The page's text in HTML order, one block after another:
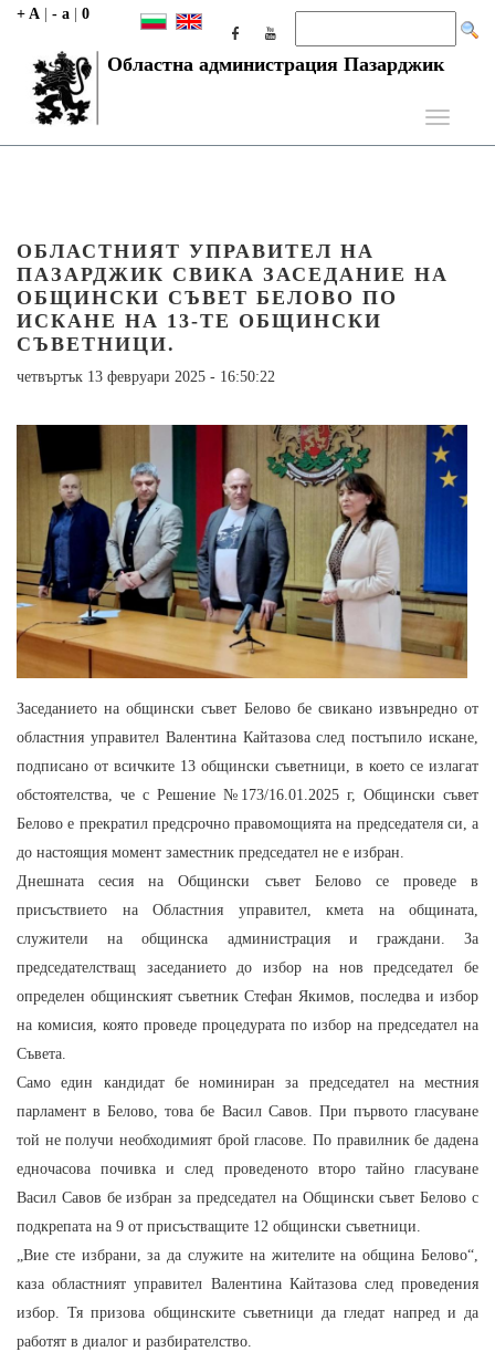
+ A - a 0
Областна администрация Пазарджик
Toggle
ОБЛАСТНИЯТ УПРАВИТЕЛ НА
ПАЗАРДЖИК СВИКА ЗАСЕДАНИЕ НА
ОБЩИНСКИ СЪВЕТ БЕЛОВО ПО
ИСКАНЕ НА 13-ТЕ ОБЩИНСКИ
СЪВЕТНИЦИ.
четвъртък 13 февруари 2025 - 16:50:22
Заседанието на общински съвет Белово бе свикано извънредно от
областния управител Валентина Кайтазова след постъпило искане,
подписано от всичките 13 общински съветници, в което се излагат
обстоятелства, че с Решение №173/16.01.2025 г, Общински съвет
Белово е прекратил предсрочно правомощията на председателя си, а
до настоящия момент заместник председател не е избран.
Днешната сесия на Общински съвет Белово се проведе в
присъствието на Областния управител, кмета на общината,
служители на общинска администрация и граждани. За
председателстващ заседанието до избор на нов председател бе
определен общинският съветник Стефан Якимов, последва и избор
на комисия, която проведе процедурата по избор на председател на
Съвета.
Само един кандидат бе номиниран за председател на местния
парламент в Белово, това бе Васил Савов. При първото гласуване
той не получи необходимият брой гласове. По правилник бе дадена
едночасова почивка и след проведеното второ тайно гласуване
Васил Савов бе избран за председател на Общински съвет Белово с
подкрепата на 9 от присъстващите 12 общински съветници.
„Вие сте избрани, за да служите на жителите на община Белово“,
каза областният управител Валентина Кайтазова след проведения
избор. Тя призова общинските съветници да гледат напред и да
работят в диалог и разбирателство.